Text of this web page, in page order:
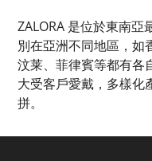
ZALORA 是位於東南
別在亞洲不同地區，如
汶莱、菲律賓等都有各
大受客戶愛戴，多樣化
拼。